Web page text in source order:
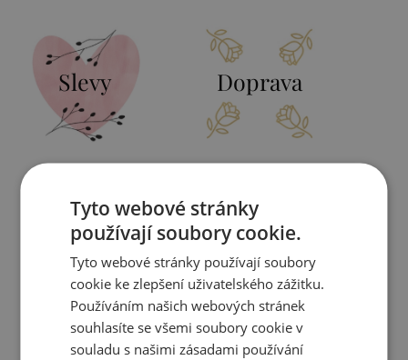
Slevy Doprava
Kontrola Výměna
Tyto webové stránky
používají soubory cookie.
Tyto webové stránky používají soubory
cookie ke zlepšení uživatelského zážitku.
Používáním našich webových stránek
souhlasíte se všemi soubory cookie v
souladu s našimi zásadami používání